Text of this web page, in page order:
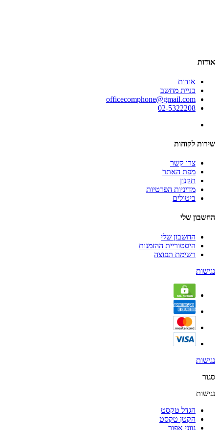
אודות
אודות
בניית מחשב
officecomphone@gmail.com
02-5322208
שירות לקוחות
צרו קשר
מפת האתר
תקנון
מדיניות הפרטיות
ביטולים
החשבון שלי
החשבון שלי
היסטוריית ההזמנות
רשימת תפוצה
נגישות
נגישות
סגור
נגישות
הגדל טקסט
הקטן טקסט
גווני אפור